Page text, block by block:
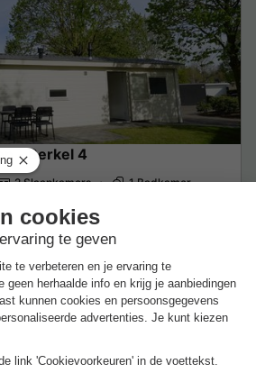
- Berkel 4
2 Slaapkamers 1 Badkamer
toegestaan *
30 toeslagen op basis van 2 personen
Zie aanbiedingen